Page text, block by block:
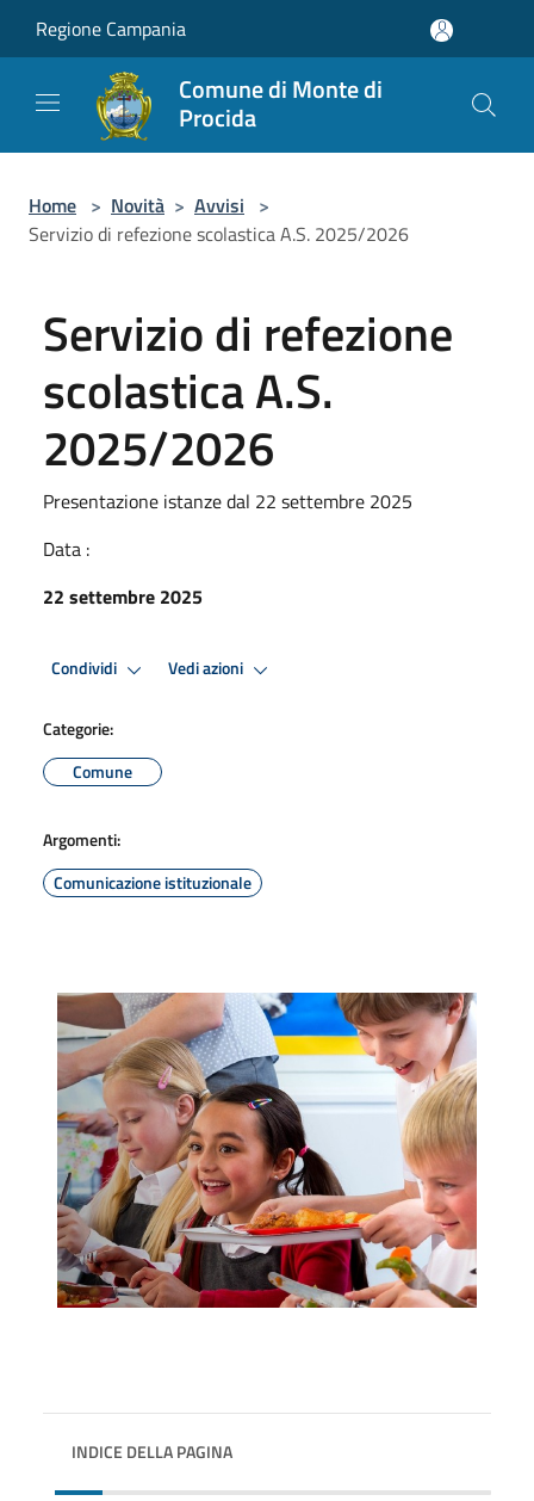
Regione Campania
Comune di Monte di
Procida
Home > Novità > Avvisi >
Servizio di refezione scolastica A.S. 2025/2026
Servizio di refezione
scolastica A.S.
2025/2026
Presentazione istanze dal 22 settembre 2025
Data :
22 settembre 2025
Condividi Vedi azioni
Categorie:
Comune
Argomenti:
Comunicazione istituzionale
INDICE DELLA PAGINA